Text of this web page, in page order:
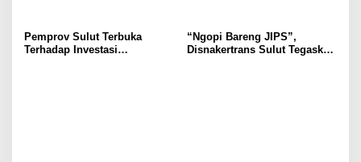
Pemprov Sulut Terbuka
Terhadap Investasi
“Ngopi Bareng JIPS”,
Disnakertrans Sulut Tegaskan